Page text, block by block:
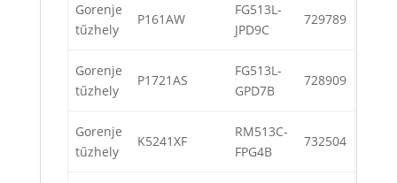
Gorenje
tűzhely
P161AW
FG513L-
JPD9C
729789
Gorenje
tűzhely
P1721AS
FG513L-
GPD7B
728909
Gorenje
tűzhely
K5241XF
RM513C-
FPG4B
732504